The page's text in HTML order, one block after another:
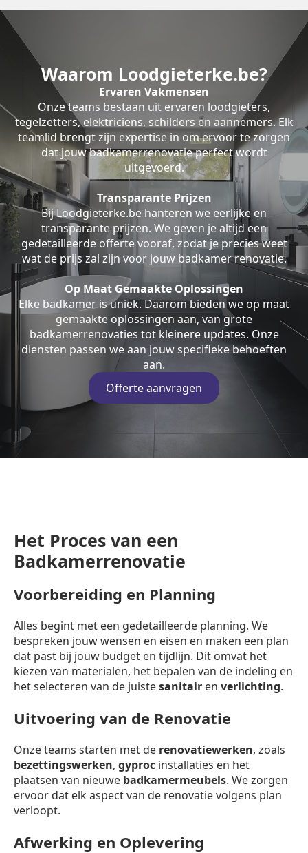
Waarom Loodgieterke.be?
Ervaren Vakmensen
Onze teams bestaan uit ervaren loodgieters,
tegelzetters, elektriciens, schilders en aannemers. Elk
teamlid brengt zijn expertise in om ervoor te zorgen
dat jouw badkamerrenovatie perfect wordt
uitgevoerd.
Transparante Prijzen
Bij Loodgieterke.be hanteren we eerlijke en
transparante prijzen. We geven je altijd een
gedetailleerde offerte vooraf, zodat je precies weet
wat de prijs zal zijn voor jouw badkamer renovatie.
Op Maat Gemaakte Oplossingen
Elke badkamer is uniek. Daarom bieden we op maat
gemaakte oplossingen aan, van grote
badkamerrenovaties tot kleinere updates. Onze
diensten passen we aan jouw specifieke behoeften
aan.
Offerte aanvragen
Het Proces van een
Badkamerrenovatie
Voorbereiding en Planning
Alles begint met een gedetailleerde planning. We
bespreken jouw wensen en eisen en maken een plan
dat past bij jouw budget en tijdlijn. Dit omvat het
kiezen van materialen, het bepalen van de indeling en
het selecteren van de juistesanitair en verlichting.
Uitvoering van de Renovatie
Onze teams starten met de renovatiewerken, zoals
bezettingswerken, gyproc installaties en het
plaatsen van nieuwe badkamermeubels. We zorgen
ervoor dat elk aspect van de renovatie volgens plan
verloopt.
Afwerking en Oplevering